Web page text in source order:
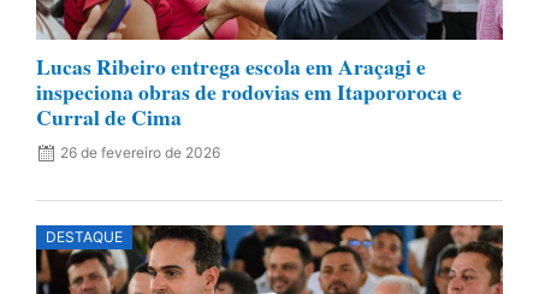
Lucas Ribeiro entrega escola em Araçagi e
inspeciona obras de rodovias em Itapororoca e
Curral de Cima
26 de fevereiro de 2026
DESTAQUE